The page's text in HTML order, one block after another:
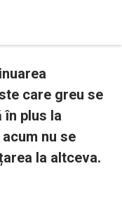
care greu se
în plus la
nu se
la altceva.